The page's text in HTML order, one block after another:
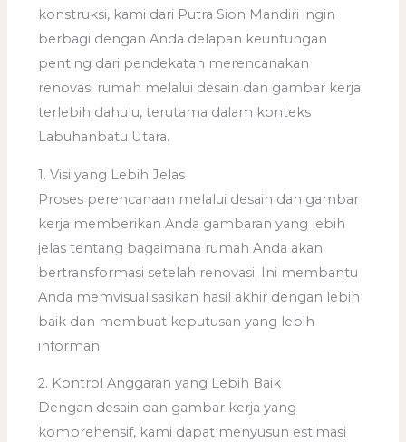
konstruksi, kami dari Putra Sion Mandiri ingin
berbagi dengan Anda delapan keuntungan
penting dari pendekatan merencanakan
renovasi rumah melalui desain dan gambar kerja
terlebih dahulu, terutama dalam konteks
Labuhanbatu Utara.
1. Visi yang Lebih Jelas
Proses perencanaan melalui desain dan gambar
kerja memberikan Anda gambaran yang lebih
jelas tentang bagaimana rumah Anda akan
bertransformasi setelah renovasi. Ini membantu
Anda memvisualisasikan hasil akhir dengan lebih
baik dan membuat keputusan yang lebih
informan.
2. Kontrol Anggaran yang Lebih Baik
Dengan desain dan gambar kerja yang
komprehensif, kami dapat menyusun estimasi